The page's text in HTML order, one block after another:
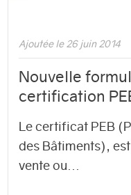
Ajoutée le 26 juin 2014
Nouvelle
certification
Le certificat PEB
des Bâtiments),
vente ou...